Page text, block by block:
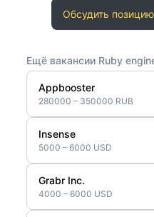
Обсудить
Ещё вакансии Ruby
Appbooster
280000 – 350000 RUB
Insense
5000 – 6000 USD
Grabr Inc.
4000 – 6000 USD